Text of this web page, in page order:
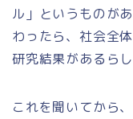
ル」というものが
わったら、社会全
研究結果があるらし
これを聞いてから